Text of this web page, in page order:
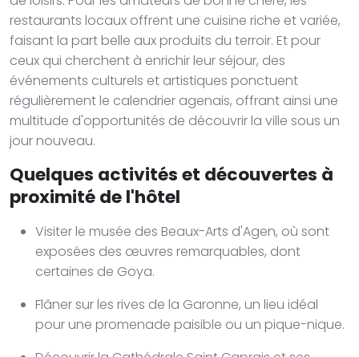
restaurants locaux offrent une cuisine riche et variée,
faisant la part belle aux produits du terroir. Et pour
ceux qui cherchent à enrichir leur séjour, des
événements culturels et artistiques ponctuent
régulièrement le calendrier agenais, offrant ainsi une
multitude d'opportunités de découvrir la ville sous un
jour nouveau.
Quelques activités et découvertes à
proximité de l'hôtel
Visiter le musée des Beaux-Arts d'Agen, où sont
exposées des œuvres remarquables, dont
certaines de Goya.
Flâner sur les rives de la Garonne, un lieu idéal
pour une promenade paisible ou un pique-nique.